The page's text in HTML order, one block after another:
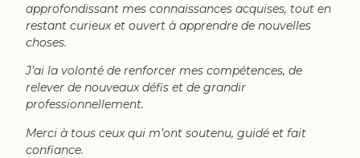
approfondissant mes connaissances acquises, tout en
restant curieux et ouvert à apprendre de nouvelles
choses.
J’ai la volonté de renforcer mes compétences, de
relever de nouveaux défis et de grandir
professionnellement.
Merci à tous ceux qui m’ont soutenu, guidé et fait
confiance.